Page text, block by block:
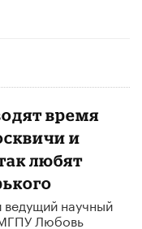
время
и
любят
научный
Любовь